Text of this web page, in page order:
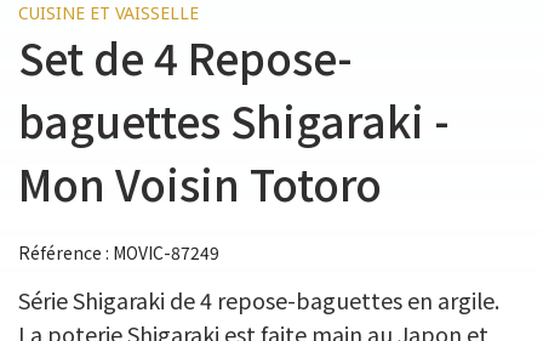
CUISINE ET VAISSELLE
Set de 4 Repose-
baguettes Shigaraki -
Mon Voisin Totoro
Référence : MOVIC-87249
Série Shigaraki de 4 repose-baguettes en argile.
La poterie Shigaraki est faite main au Japon et